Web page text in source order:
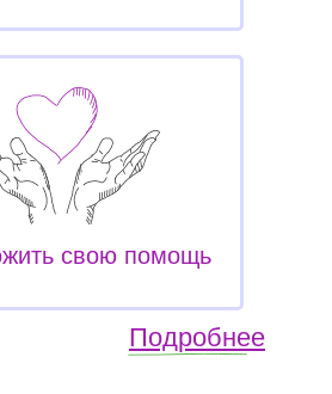
Подробнее
свою помощь